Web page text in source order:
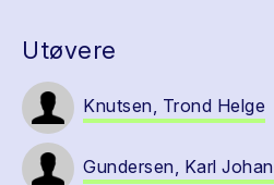
Utøvere
Knutsen, Trond Helge
Gundersen, Karl Johan